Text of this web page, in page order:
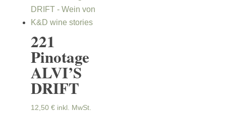
221
Pinotage
ALVI’S
DRIFT
12,50 € inkl. MwSt.